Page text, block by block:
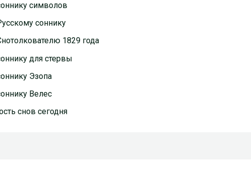
символов
соннику
1829 года
для стервы
Эзопа
Велес
снов сегодня